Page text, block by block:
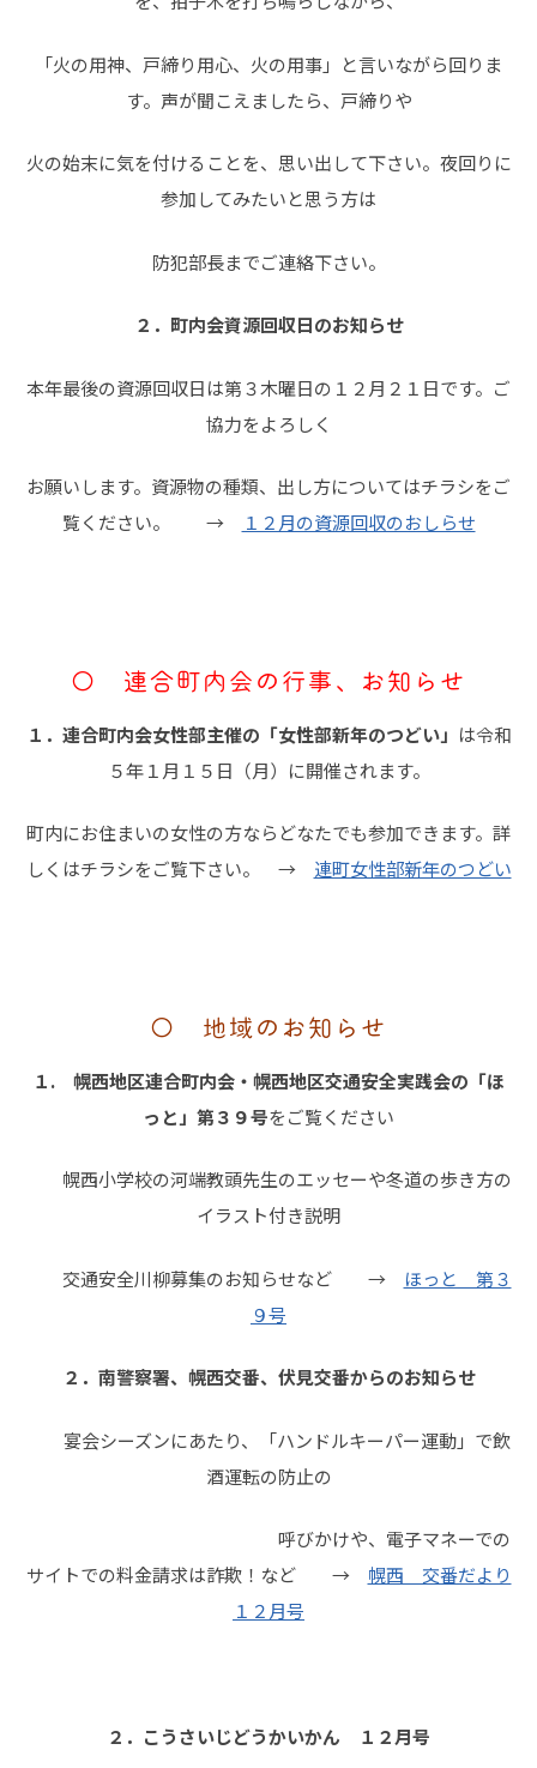
「火の用神、戸締り用心、火の用事」と言いながら回りま
す。声が聞こえましたら、戸締りや
火の始末に気を付けることを、思い出して下さい。夜回りに
参加してみたいと思う方は
防犯部長までご連絡下さい。
２．町内会資源回収日のお知らせ
本年最後の資源回収日は第３木曜日の１２月２１日です。ご
協力をよろしく
お願いします。資源物の種類、出し方についてはチラシをご
覧ください。 →
１２月の資源回収のおしらせ
〇 連合町内会の行事、お知らせ
１．連合町内会女性部主催の「女性部新年のつどい」 は令和
５年１月１５日（月）に開催されます。
町内にお住まいの女性の方ならどなたでも参加できます。詳
しくはチラシをご覧下さい。 → 連町女性部新年のつどい
〇 地域のお知らせ
１. 幌西地区連合町内会・幌西地区交通安全実践会の「ほ
っと」第３９号をご覧ください
幌西小学校の河端教頭先生のエッセーや冬道の歩き方の
イラスト付き説明
交通安全川柳募集のお知らせなど →
ほっと 第３
９号
２．南警察署、幌西交番、伏見交番からのお知らせ
宴会シーズンにあたり、「ハンドルキーパー運動」で飲
酒運転の防止の
呼びかけや、電子マネーでの
サイトでの料金請求は詐欺！など → 幌西 交番だより
１２月号
２．こうさいじどうかいかん １２月号